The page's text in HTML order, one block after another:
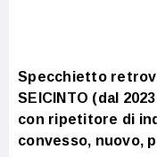
Specchietto
SEICINTO (dal
con ripetitore di
convesso, nuovo,